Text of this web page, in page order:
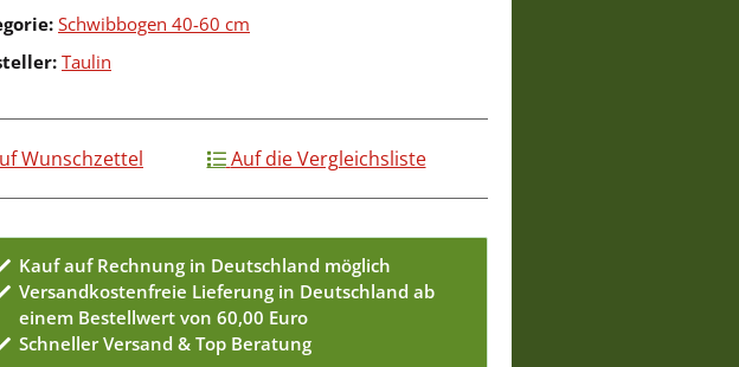
Schwibbogen 40-60 cm
Taulin
Wunschzettel Auf die Vergleichsliste
Kauf auf Rechnung in Deutschland möglich
Versandkostenfreie Lieferung in Deutschland ab
einem Bestellwert von 60,00 Euro
Schneller Versand & Top Beratung